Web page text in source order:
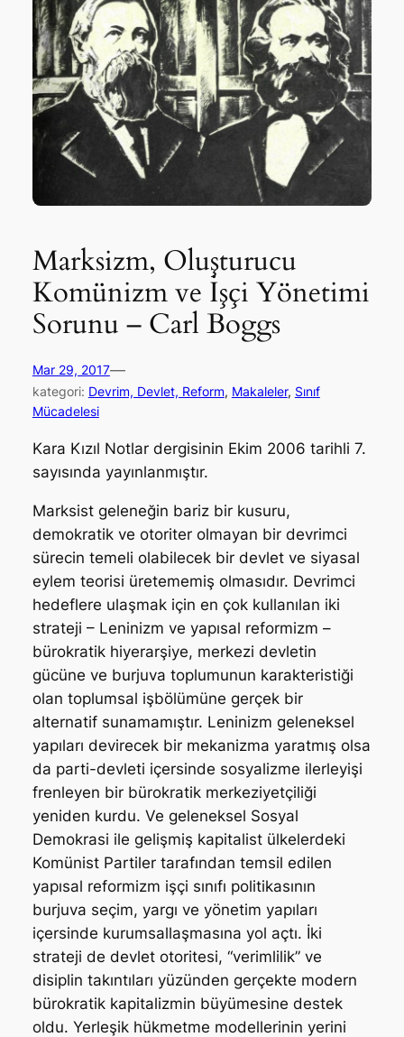
Marksizm, Oluşturucu
Komünizm ve İşçi Yönetimi
Sorunu – Carl Boggs
Mar 29, 2017—
kategori: Devrim, Devlet, Reform, Makaleler, Sınıf
Mücadelesi
Kara Kızıl Notlar dergisinin Ekim 2006 tarihli 7.
sayısında yayınlanmıştır.
Marksist geleneğin bariz bir kusuru,
demokratik ve otoriter olmayan bir devrimci
sürecin temeli olabilecek bir devlet ve siyasal
eylem teorisi üretememiş olmasıdır. Devrimci
hedeflere ulaşmak için en çok kullanılan iki
strateji – Leninizm ve yapısal reformizm –
bürokratik hiyerarşiye, merkezi devletin
gücüne ve burjuva toplumunun karakteristiği
olan toplumsal işbölümüne gerçek bir
alternatif sunamamıştır. Leninizm geleneksel
yapıları devirecek bir mekanizma yaratmış olsa
da parti-devleti içersinde sosyalizme ilerleyişi
frenleyen bir bürokratik merkeziyetçiliği
yeniden kurdu. Ve geleneksel Sosyal
Demokrasi ile gelişmiş kapitalist ülkelerdeki
Komünist Partiler tarafından temsil edilen
yapısal reformizm işçi sınıfı politikasının
burjuva seçim, yargı ve yönetim yapıları
içersinde kurumsallaşmasına yol açtı. İki
strateji de devlet otoritesi, “verimlilik” ve
disiplin takıntıları yüzünden gerçekte modern
bürokratik kapitalizmin büyümesine destek
oldu. Yerleşik hükmetme modellerinin yerini